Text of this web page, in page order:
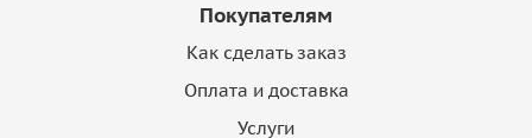
Покупателям
Как сделать заказ
Оплата и доставка
Услуги